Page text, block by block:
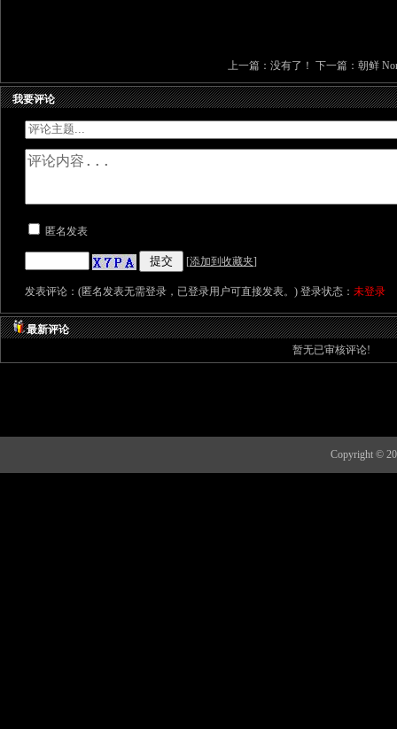
上一篇：没有了！ 下一篇： 朝鲜
我要评论
匿名发表
[添加到收藏夹]
发表评论：(匿名发表无需登录，已登录用户可直接发表。) 登录状态： 未登录
最新评论
暂无已审核评论!
Copyright ©